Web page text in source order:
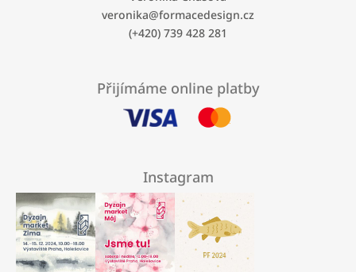
veronika@formacedesign.cz
(+420) 739 428 281
Přijímáme online platby
Instagram